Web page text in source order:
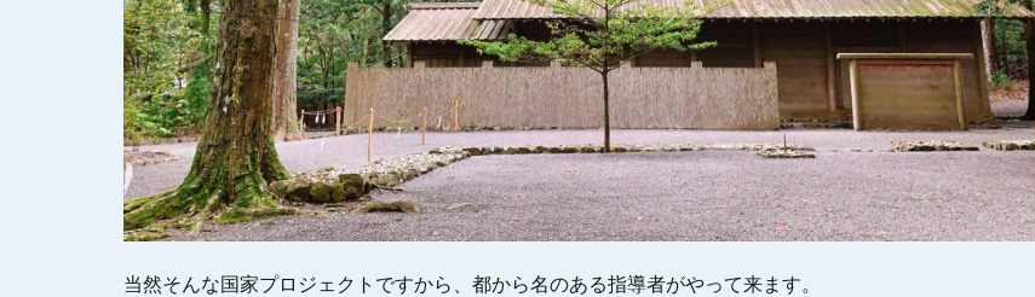
当然そんな国家プロジェクトですから、都から名のある指導者がやって来ます。